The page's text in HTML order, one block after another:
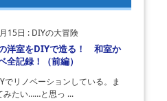
15日 : DIYの大冒険
洋室をDIYで造る！ 和室か
全記録！（前編）
でリノベーションしている。ま
みたい……と思っ ...